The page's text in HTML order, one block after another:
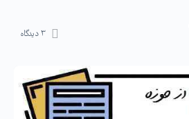
۳دیدگاه